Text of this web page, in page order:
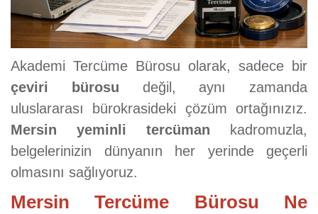
Akademi Tercüme Bürosu olarak, sadece bir
çeviri bürosu değil, aynı zamanda
uluslararası bürokrasideki çözüm ortağınızız.
Mersin yeminli tercüman kadromuzla,
belgelerinizin dünyanın her yerinde geçerli
olmasını sağlıyoruz.
Mersin Tercüme Bürosu Ne